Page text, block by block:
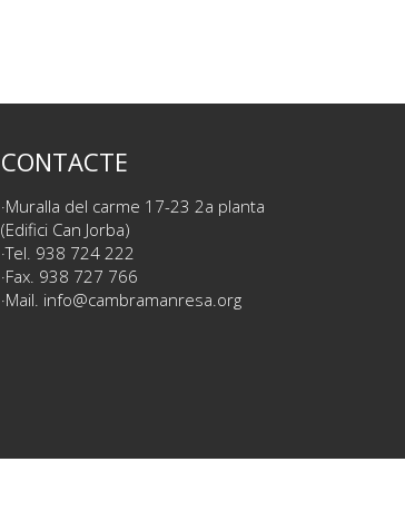
CONTACTE
Muralla del carme 17-23 2a planta
(Edifici Can Jorba)
Tel. 938 724 222
Fax. 938 727 766
Mail. info@cambramanresa.org